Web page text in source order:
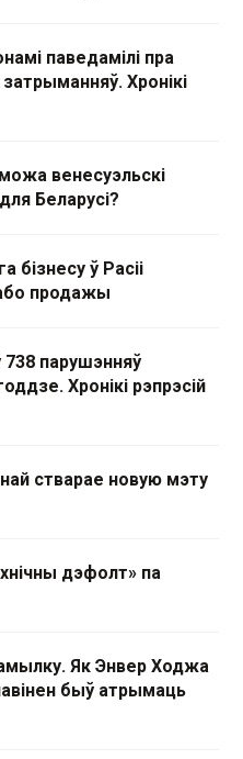
паведамілі пра
Хронікі
венесуэльскі
Беларусі?
бізнесу ў Расіі
продажы
738 парушэнняў
Хронікі рэпрэсій
стварае новую мэту
дэфолт» па
Як Энвер Ходжа
быў атрымаць